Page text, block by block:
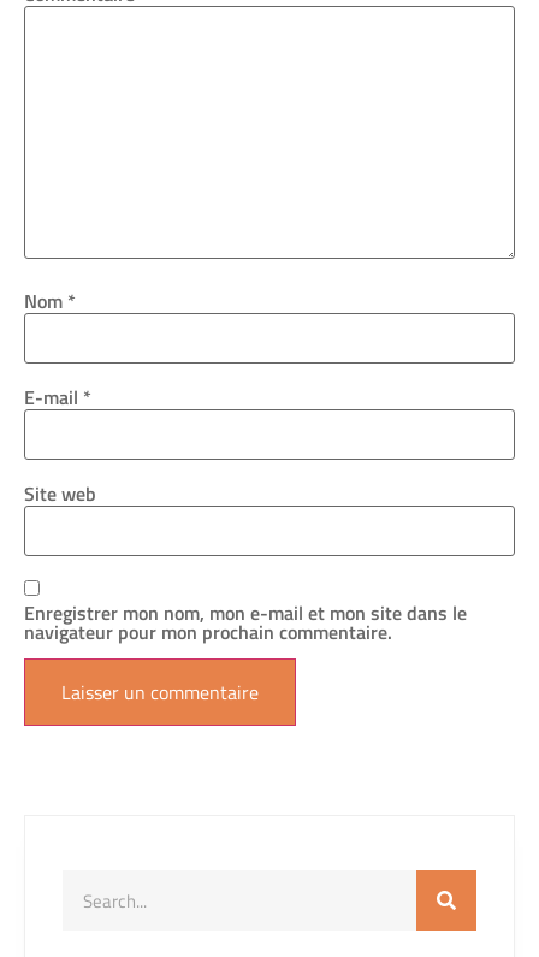
Nom *
E-mail *
Site web
Enregistrer mon nom, mon e-mail et mon site dans le
navigateur pour mon prochain commentaire.